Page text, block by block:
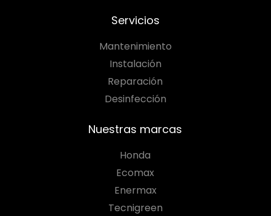
Servicios
Mantenimiento
Instalación
Reparación
Desinfección
Nuestras marcas
Honda
Ecomax
Enermax
Tecnigreen